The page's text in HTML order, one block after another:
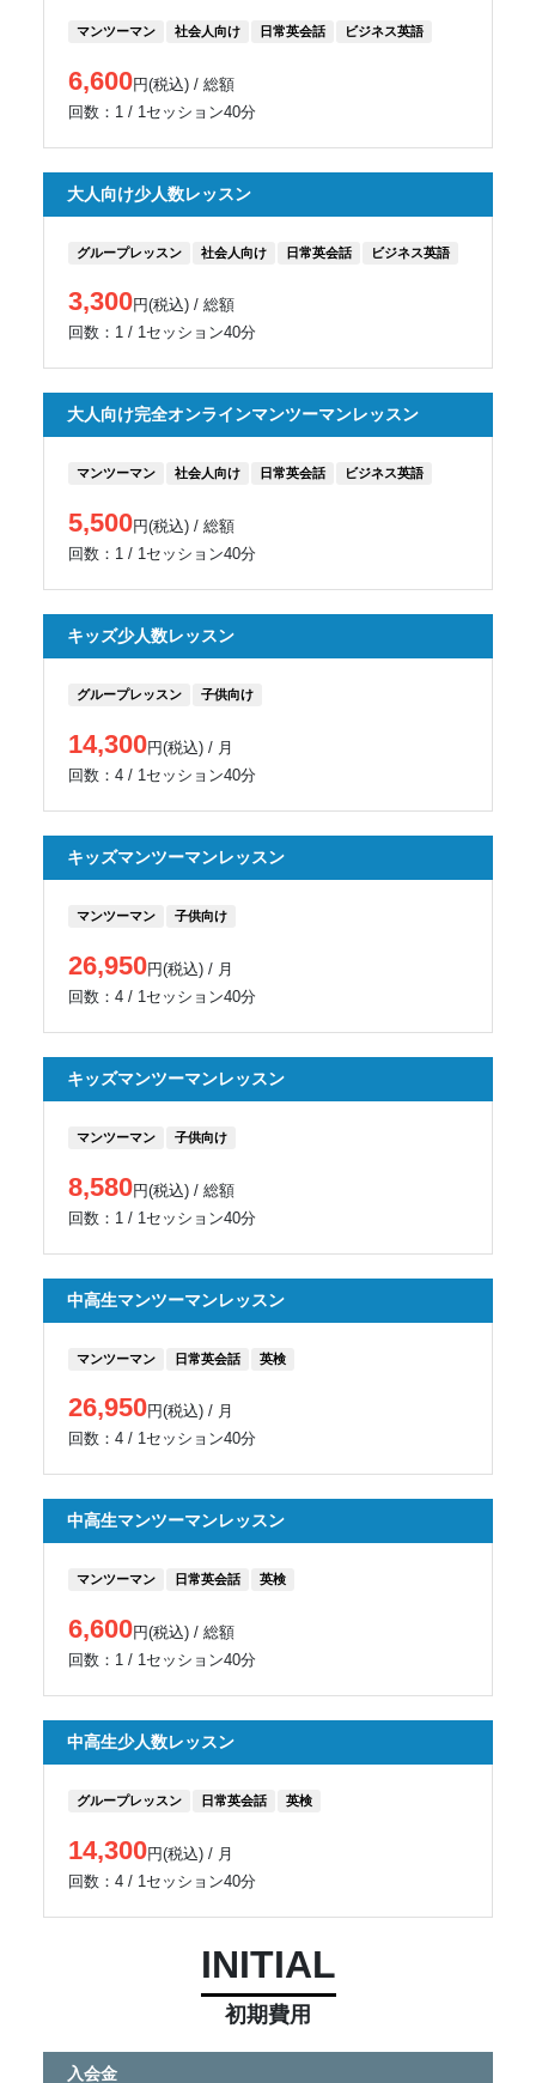
マンツーマン 社会人向け 日常英会話 ビジネス英語
6,600円(税込) / 総額
回数：1 / 1セッション40分
大人向け少人数レッスン
グループレッスン 社会人向け 日常英会話 ビジネス英語
3,300円(税込) / 総額
回数：1 / 1セッション40分
大人向け完全オンラインマンツーマンレッスン
マンツーマン 社会人向け 日常英会話 ビジネス英語
5,500円(税込) / 総額
回数：1 / 1セッション40分
キッズ少人数レッスン
グループレッスン 子供向け
14,300円(税込) / 月
回数：4 / 1セッション40分
キッズマンツーマンレッスン
マンツーマン 子供向け
26,950円(税込) / 月
回数：4 / 1セッション40分
キッズマンツーマンレッスン
マンツーマン 子供向け
8,580円(税込) / 総額
回数：1 / 1セッション40分
中高生マンツーマンレッスン
マンツーマン 日常英会話 英検
26,950円(税込) / 月
回数：4 / 1セッション40分
中高生マンツーマンレッスン
マンツーマン 日常英会話 英検
6,600円(税込) / 総額
回数：1 / 1セッション40分
中高生少人数レッスン
グループレッスン 日常英会話 英検
14,300円(税込) / 月
回数：4 / 1セッション40分
INITIAL
初期費用
入会金